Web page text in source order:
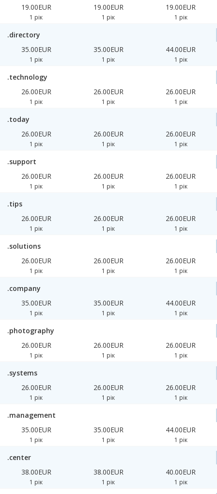
19.00EUR
1 рік
19.00EUR
1 рік
19.00EUR
1 рік
.directory
35.00EUR
1 рік
35.00EUR
1 рік
44.00EUR
1 рік
.technology
26.00EUR
1 рік
26.00EUR
1 рік
26.00EUR
1 рік
.today
26.00EUR
1 рік
26.00EUR
1 рік
26.00EUR
1 рік
.support
26.00EUR
1 рік
26.00EUR
1 рік
26.00EUR
1 рік
.tips
26.00EUR
1 рік
26.00EUR
1 рік
26.00EUR
1 рік
.solutions
26.00EUR
1 рік
26.00EUR
1 рік
26.00EUR
1 рік
.company
35.00EUR
1 рік
35.00EUR
1 рік
44.00EUR
1 рік
.photography
26.00EUR
1 рік
26.00EUR
1 рік
26.00EUR
1 рік
.systems
26.00EUR
1 рік
26.00EUR
1 рік
26.00EUR
1 рік
.management
35.00EUR
1 рік
35.00EUR
1 рік
44.00EUR
1 рік
.center
38.00EUR
1 рік
38.00EUR
1 рік
40.00EUR
1 рік